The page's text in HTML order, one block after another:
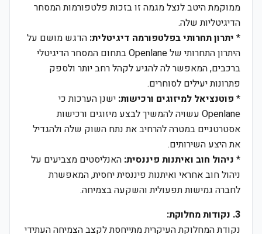
ממוקמת היטב לנצל מגמה זו בזכות פלטפורמות המסחר
הדיגיטליות שלה.
* יתרון תחרותי בפלטפורמה דיגיטלית: הדגש מושם על
היתרון התחרותי של Openlane בתחום המסחר הדיגיטלי
ברכבים, המאפשר לה להגיע לקהל רחב יותר ולספק
פתרונות יעילים לסוחרים.
* פוטנציאל למיזוגים ורכישות: ישנן הערכות כי
Openlane עשויה להמשיך לבצע מיזוגים ורכישות
אסטרטגיים במטרה להרחיב את נתח השוק שלה ולהגדיל
את היצע השירותים.
* ניהול חוב ואיתנות פיננסית: האנליסטים מצביעים על
ניהול חוב אחראי ואיתנות פיננסית יחסית, המאפשרת
לחברה גמישות תפעולית והשקעה בצמיחה.
3. נקודות מחלוקת:
נקודת המחלוקת העיקרית מתייחסת לקצב הצמיחה העתידי